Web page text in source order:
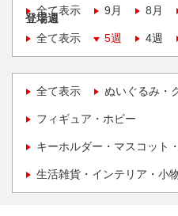
全て表示
9月 8月
登場週
全て表示
5週 4週
全て表示 ぬいぐるみ・
フィギュア・ホビー
キーホルダー・マスコット
生活雑貨・インテリア・小